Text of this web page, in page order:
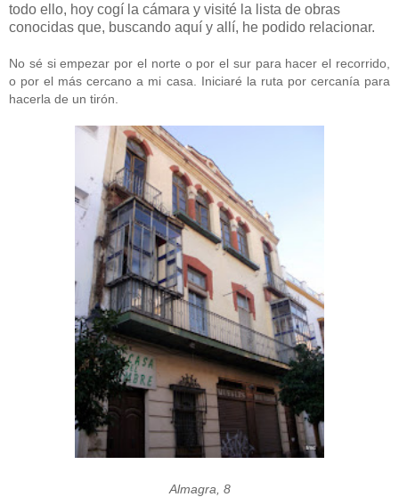
todo ello, hoy cogí la cámara y visité la lista de obras
conocidas que, buscando aquí y allí, he podido relacionar.
No sé si empezar por el norte o por el sur para hacer el recorrido,
o por el más cercano a mi casa. Iniciaré la ruta por cercanía para
hacerla de un tirón.
Almagra, 8